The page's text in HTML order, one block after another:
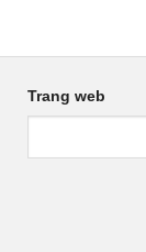
Trang web